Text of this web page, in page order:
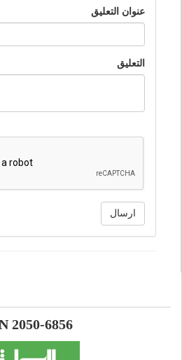
عنوان التعليق
التعليق
ارسال
2050-6856